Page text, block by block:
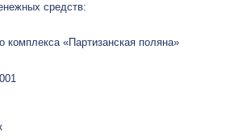
средств:
«Партизанская поляна»